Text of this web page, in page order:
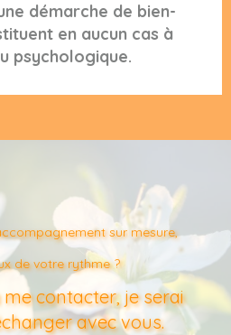
démarche de bien-
en aucun cas à
psychologique.
sur mesure,
de votre rythme ?
me contacter, je serai
avec vous.